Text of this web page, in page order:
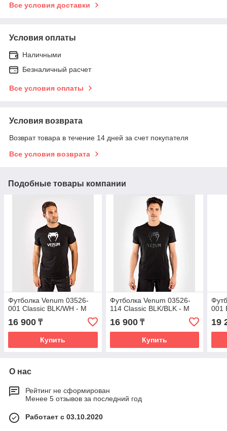
Все условия доставки
Условия оплаты
Наличными
Безналичный расчет
Все условия оплаты
Условия возврата
Возврат товара в течение 14 дней за счет покупателя
Все условия возврата
Подобные товары компании
Футболка Venum 03526-
001 Classic BLK/WH - M
16 900 ₸
Купить
Футболка Venum 03526-
114 Classic BLK/BLK - M
16 900₸
Купить
001
19
О нас
Рейтинг не сформирован
Менее 5 отзывов за последний год
Работает с 03.10.2020